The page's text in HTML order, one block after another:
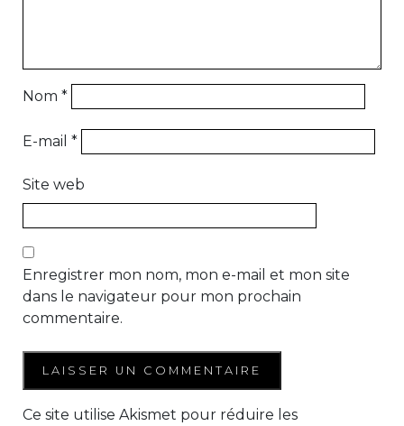
Nom *
E-mail *
Site web
Enregistrer mon nom, mon e-mail et mon site
dans le navigateur pour mon prochain
commentaire.
Ce site utilise Akismet pour réduire les